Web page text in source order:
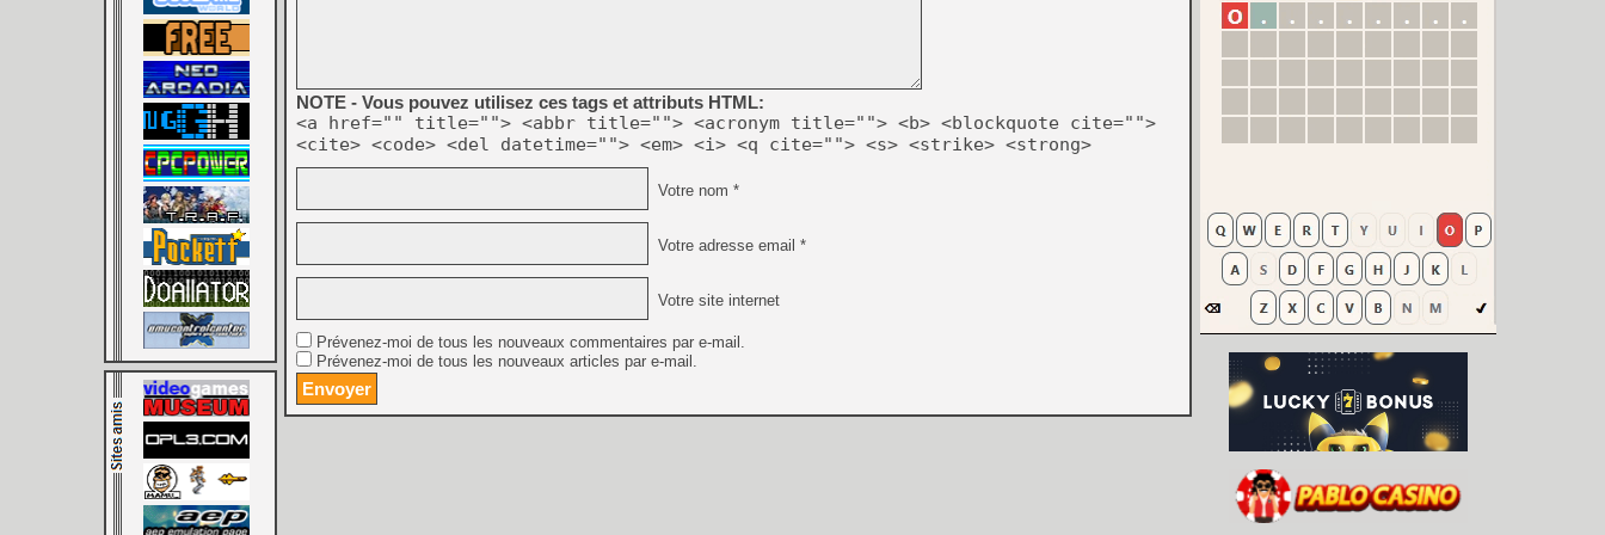
NOTE - Vous pouvez utilisez ces tags et attributs HTML:
<a href="" title=""> <abbr title=""> <acronym title=""> <b> <blockquote cite="">
<cite> <code> <del datetime=""> <em> <i> <q cite=""> <s> <strike> <strong>
Votre nom *
Votre adresse email *
Votre site internet
Prévenez-moi de tous les nouveaux commentaires par e-mail.
Prévenez-moi de tous les nouveaux articles par e-mail.